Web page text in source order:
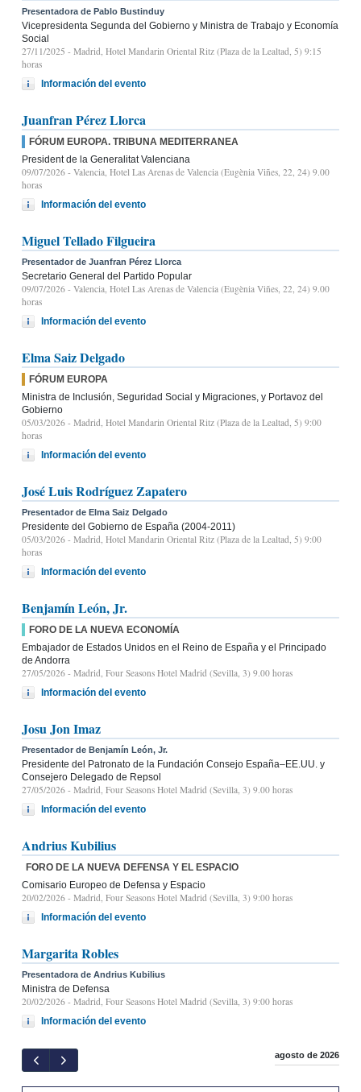
Presentadora de Pablo Bustinduy
Vicepresidenta Segunda del Gobierno y Ministra de Trabajo y Economía
Social
27/11/2025 - Madrid, Hotel Mandarin Oriental Ritz (Plaza de la Lealtad, 5) 9:15
horas
Información del evento
Juanfran Pérez Llorca
FÓRUM EUROPA. TRIBUNA MEDITERRANEA
President de la Generalitat Valenciana
09/07/2026 - Valencia, Hotel Las Arenas de Valencia (Eugènia Viñes, 22, 24) 9.00
horas
Información del evento
Miguel Tellado Filgueira
Presentador de Juanfran Pérez Llorca
Secretario General del Partido Popular
09/07/2026 - Valencia, Hotel Las Arenas de Valencia (Eugènia Viñes, 22, 24) 9.00
horas
Información del evento
Elma Saiz Delgado
FÓRUM EUROPA
Ministra de Inclusión, Seguridad Social y Migraciones, y Portavoz del
Gobierno
05/03/2026 - Madrid, Hotel Mandarin Oriental Ritz (Plaza de la Lealtad, 5) 9:00
horas
Información del evento
José Luis Rodríguez Zapatero
Presentador de Elma Saiz Delgado
Presidente del Gobierno de España (2004-2011)
05/03/2026 - Madrid, Hotel Mandarin Oriental Ritz (Plaza de la Lealtad, 5) 9:00
horas
Información del evento
Benjamín León, Jr.
FORO DE LA NUEVA ECONOMÍA
Embajador de Estados Unidos en el Reino de España y el Principado
de Andorra
27/05/2026 - Madrid, Four Seasons Hotel Madrid (Sevilla, 3) 9.00 horas
Información del evento
Josu Jon Imaz
Presentador de Benjamín León, Jr.
Presidente del Patronato de la Fundación Consejo España–EE.UU. y
Consejero Delegado de Repsol
27/05/2026 - Madrid, Four Seasons Hotel Madrid (Sevilla, 3) 9.00 horas
Información del evento
Andrius Kubilius
FORO DE LA NUEVA DEFENSA Y EL ESPACIO
Comisario Europeo de Defensa y Espacio
20/02/2026 - Madrid, Four Seasons Hotel Madrid (Sevilla, 3) 9:00 horas
Información del evento
Margarita Robles
Presentadora de Andrius Kubilius
Ministra de Defensa
20/02/2026 - Madrid, Four Seasons Hotel Madrid (Sevilla, 3) 9:00 horas
Información del evento
agosto de 2026